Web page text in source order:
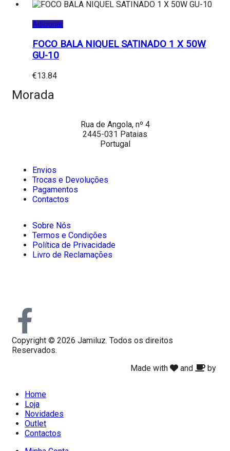
Adicionar
FOCO BALA NIQUEL SATINADO 1 X 50W
GU-10
€13.84
Morada
Rua de Angola, nº 4
2445-031 Pataias
Portugal
Envios
Trocas e Devoluções
Pagamentos
Contactos
Sobre Nós
Termos e Condições
Política de Privacidade
Livro de Reclamações
Copyright © 2026 Jamiluz. Todos os direitos
Reservados.
Made with
and by
Home
Loja
Novidades
Outlet
Contactos